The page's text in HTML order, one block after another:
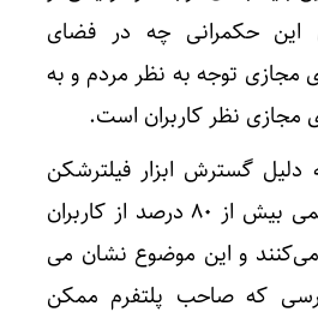
این حکمرانی چه در فضای
توجه به نظر مردم و به
نظر کاربران است.
دلیل گسترش ابزار فیلترشکن
براساس آمارهای رسمی بیش از ۸۰ درصد از کاربران
می‌کنند و این موضوع نشان می
که صاحب پلتفرم ممکن